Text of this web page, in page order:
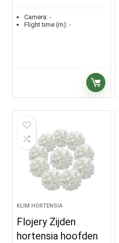
Camera: -
Flight time (m): -
KLIM HORTENSIA
Flojery Zijden
hortensia hoofden